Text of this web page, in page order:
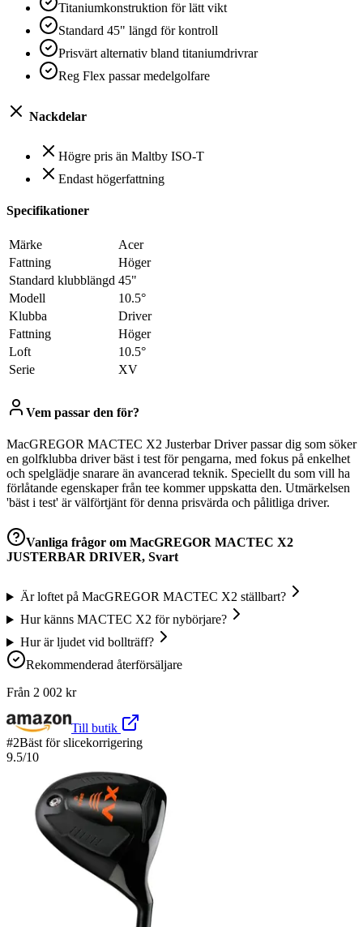
Titaniumkonstruktion för lätt vikt
Standard 45" längd för kontroll
Prisvärt alternativ bland titaniumdrivrar
Reg Flex passar medelgolfare
Nackdelar
Högre pris än Maltby ISO-T
Endast högerfattning
Specifikationer
Märke
Acer
Fattning
Höger
Standard klubblängd 45"
Modell
10.5°
Klubba
Driver
Fattning
Höger
Loft
10.5°
Serie
XV
Vem passar den för?
MacGREGOR MACTEC X2 Justerbar Driver passar dig som söker
en golfklubba driver bäst i test för pengarna, med fokus på enkelhet
och spelglädje snarare än avancerad teknik. Speciellt du som vill ha
förlåtande egenskaper från tee kommer uppskatta den. Utmärkelsen
'bäst i test' är välförtjänt för denna prisvärda och pålitliga driver.
Vanliga frågor om MacGREGOR MACTEC X2
JUSTERBAR DRIVER, Svart
Är loftet på MacGREGOR MACTEC X2 ställbart?
Hur känns MACTEC X2 för nybörjare?
Hur är ljudet vid bollträff?
Rekommenderad återförsäljare
Från 2 002 kr
Till butik
#2Bäst för slicekorrigering
9.5/10